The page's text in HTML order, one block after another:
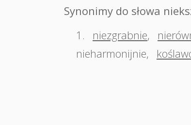
Synonimy do słowa
1.
niezgrabnie,
nieharmonijnie,